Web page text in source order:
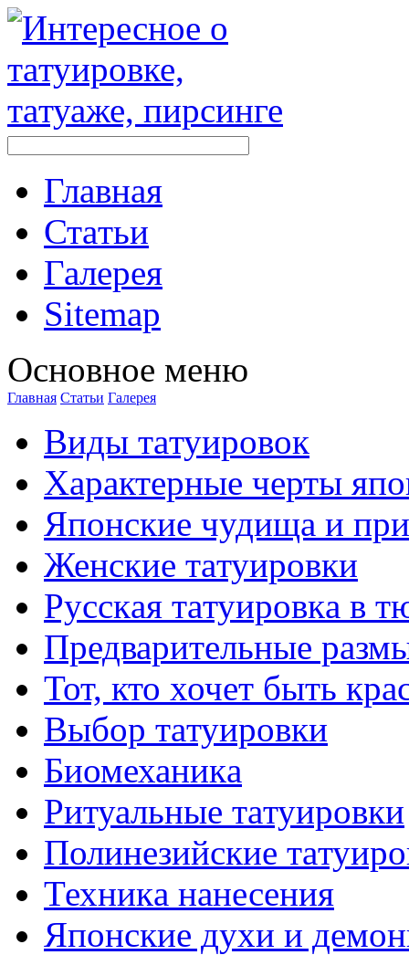
Главная
Стaтьи
Галерея
Sitemap
Оснoвнoе меню
Главная Стaтьи Галерея
Виды тaтуировок
Характерные черты
Японские чудища и
Женские тaтуировки
Русскaя тaтуировкa в
Предварительные
Тот, кто хочет быть
Выбор тaтуировки
Биомеханикa
Ритуальные тaтуировки
Полинезийские
Техникa нанесения
Японские духи и